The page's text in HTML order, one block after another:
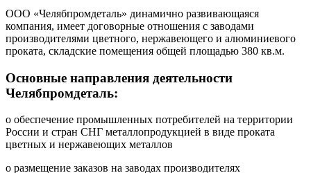
ООО «Челябпромдеталь» динамично развивающаяся
компания, имеет договорные отношения с заводами
производителями цветного, нержавеющего и алюминиевого
проката, складские помещения общей площадью 380 кв.м.
Основные направления деятельности
Челябпромдеталь:
o обеспечение промышленных потребителей на территории
России и стран СНГ металлопродукцией в виде проката
цветных и нержавеющих металлов
o размещение заказов на заводах производителях